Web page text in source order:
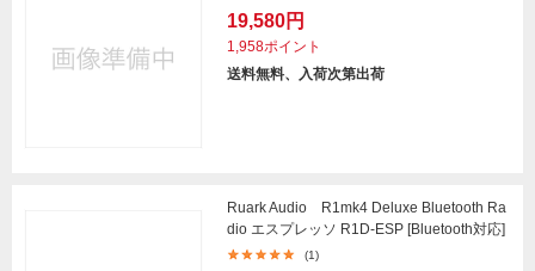
19,580円
1,958ポイント
送料無料、入荷次第出荷
Ruark Audio R1mk4 Deluxe Bluetooth Ra
dio エスプレッソ R1D-ESP [Bluetooth対応]
(1)